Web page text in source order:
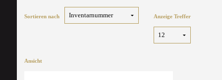
Sortieren nach Anzeige Treffer
Ansicht